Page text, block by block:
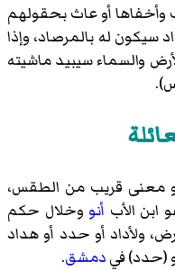
وأخفاها أو عاث بحقولهم
سيكون له بالمرصاد، وإذا
والسماء سيبيد ماشيته
معنى قريب من الطقس،
الأب أنو وخلال حكم
ولأداد أو حدد أو هداد
(حدد) فيدمشق.